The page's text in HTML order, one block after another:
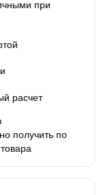
при
расчет
получить по